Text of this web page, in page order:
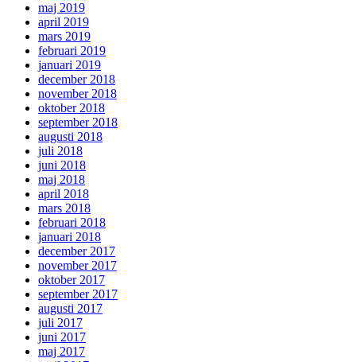
maj 2019
april 2019
mars 2019
februari 2019
januari 2019
december 2018
november 2018
oktober 2018
september 2018
augusti 2018
juli 2018
juni 2018
maj 2018
april 2018
mars 2018
februari 2018
januari 2018
december 2017
november 2017
oktober 2017
september 2017
augusti 2017
juli 2017
juni 2017
maj 2017